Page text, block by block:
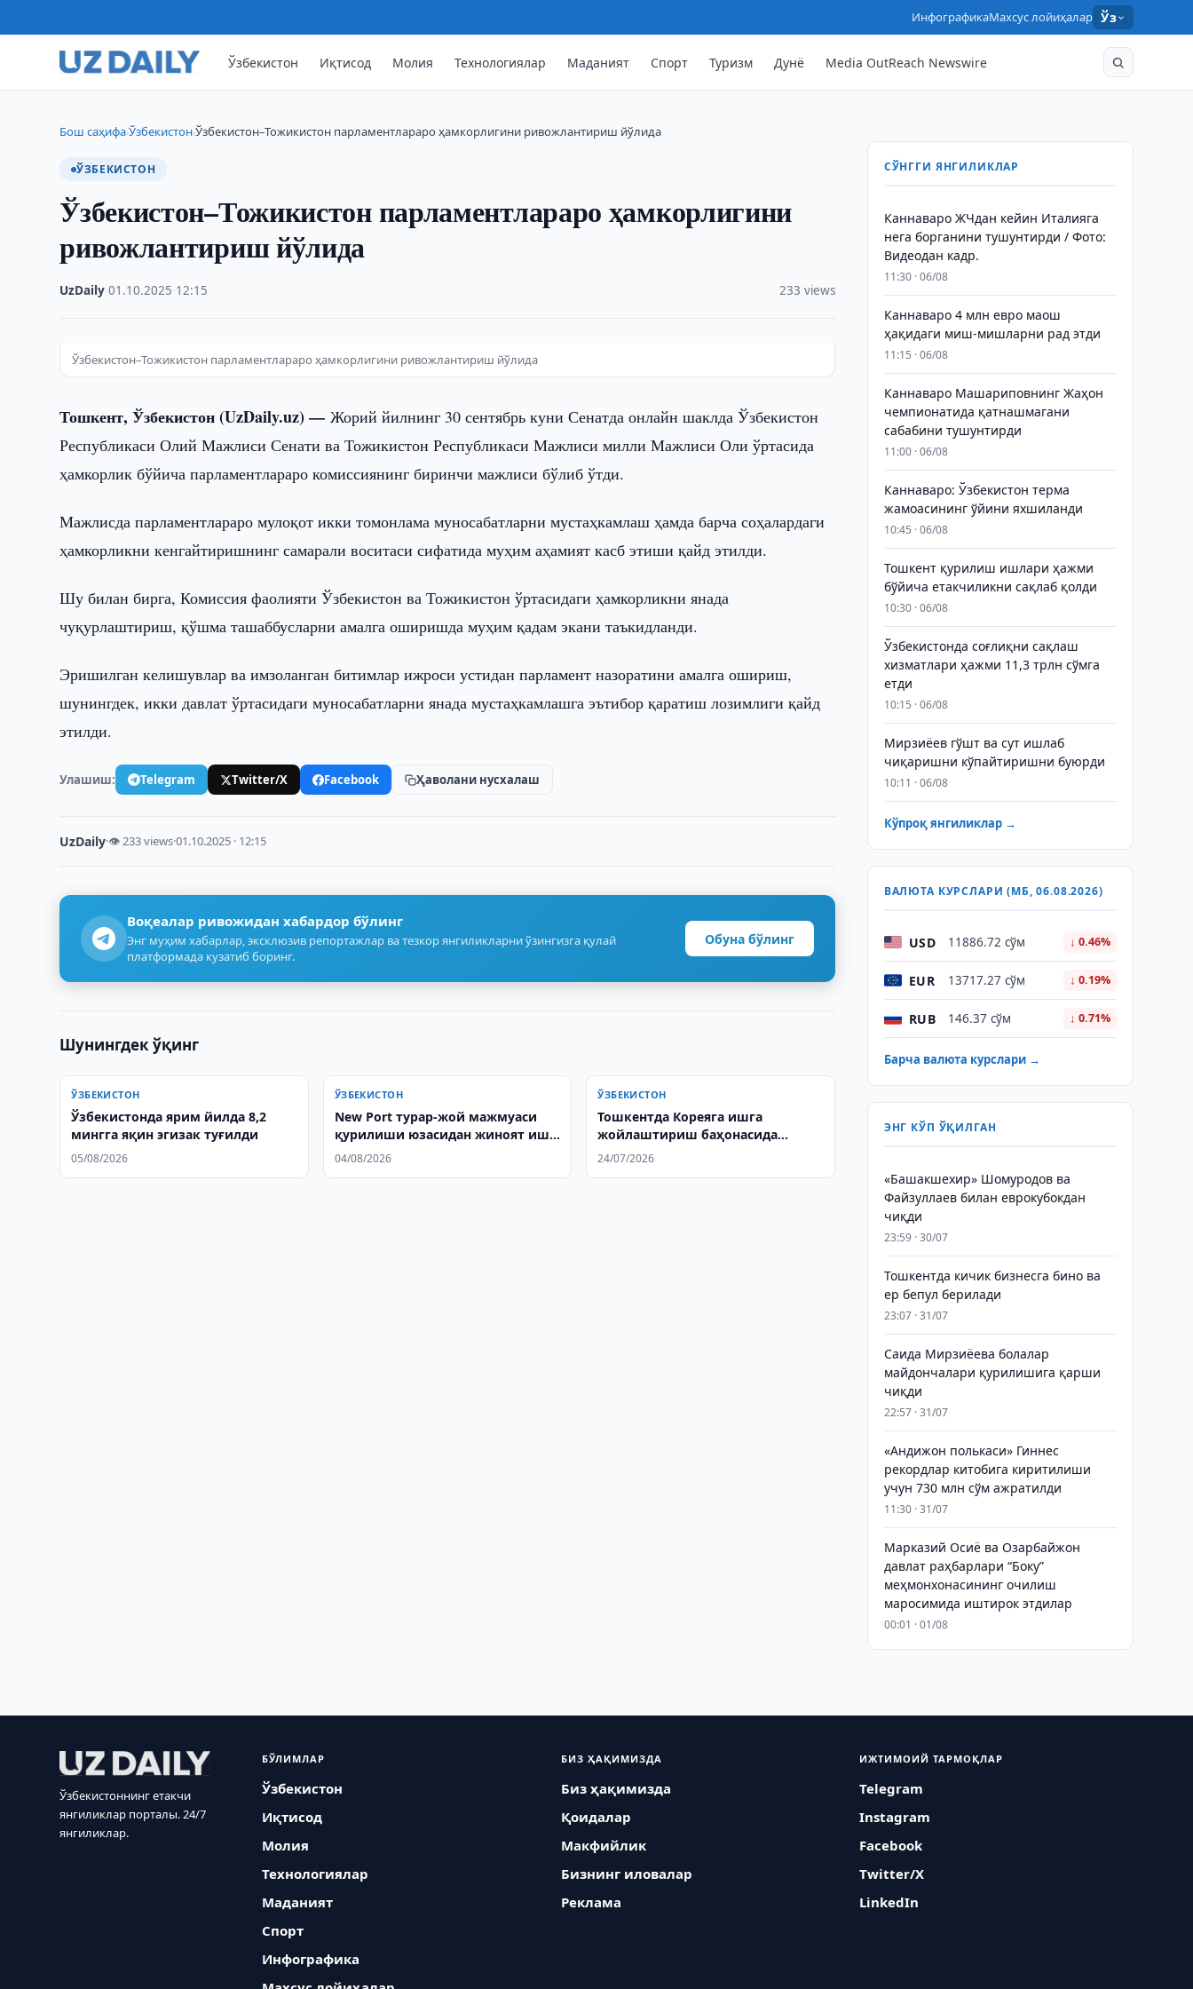
ИнфографикаМахсус лойиҳалар Ўз
Ўзбекистон Иқтисод Молия Технологиялар Маданият Спорт Туризм Дунё Media OutReach Newswire
Бош саҳифа›Ўзбекистон›Ўзбекистон–Тожикистон парламентлараро ҳамкорлигини ривожлантириш йўлида
ЎЗБЕКИСТОН
Ўзбекистон–Тожикистон парламентлараро ҳамкорлигини
ривожлантириш йўлида
UzDaily ·01.10.2025 12:15 233 views
Ўзбекистон–Тожикистон парламентлараро ҳамкорлигини ривожлантириш йўлида
Тошкент, Ўзбекистон (UzDaily.uz) —Жорий йилнинг 30 сентябрь куни Сенатда онлайн шаклда Ўзбекистон
Республикаси Олий Мажлиси Сенати ва Тожикистон Республикаси Мажлиси милли Мажлиси Оли ўртасида
ҳамкорлик бўйича парламентлараро комиссиянинг биринчи мажлиси бўлиб ўтди.
Мажлисда парламентлараро мулоқот икки томонлама муносабатларни мустаҳкамлаш ҳамда барча соҳалардаги
ҳамкорликни кенгайтиришнинг самарали воситаси сифатида муҳим аҳамият касб этиши қайд этилди.
Шу билан бирга, Комиссия фаолияти Ўзбекистон ва Тожикистон ўртасидаги ҳамкорликни янада
чуқурлаштириш, қўшма ташаббусларни амалга оширишда муҳим қадам экани таъкидланди.
Эришилган келишувлар ва имзоланган битимлар ижроси устидан парламент назоратини амалга ошириш,
шунингдек, икки давлат ўртасидаги муносабатларни янада мустаҳкамлашга эътибор қаратиш лозимлиги қайд
этилди.
Улашиш: Telegram Twitter/X Facebook Ҳаволани нусхалаш
UzDaily·👁 233 views·01.10.2025 · 12:15
Воқеалар ривожидан хабардор бўлинг
Энг муҳим хабарлар, эксклюзив репортажлар ва тезкор янгиликларни ўзингизга қулай
платформада кузатиб боринг.
Обуна бўлинг
Шунингдек ўқинг
ЎЗБЕКИСТОН
Ўзбекистонда ярим йилда 8,2
мингга яқин эгизак туғилди
05/08/2026
ЎЗБЕКИСТОН
New Port турар-жой мажмуаси
қурилиши юзасидан жиноят иши
қўзғатилди
04/08/2026
ЎЗБЕКИСТОН
Тошкентда Кореяга ишга
жойлаштириш баҳонасида
гумонланувчилар ушланди
24/07/2026
СЎНГГИ ЯНГИЛИКЛАР
Каннаваро ЖЧдан кейин Италияга
нега борганини тушунтирди / Фото:
Видеодан кадр.
11:30 · 06/08
Каннаваро 4 млн евро маош
ҳақидаги миш-мишларни рад этди
11:15 · 06/08
Каннаваро Машариповнинг Жаҳон
чемпионатида қатнашмагани
сабабини тушунтирди
11:00 · 06/08
Каннаваро: Ўзбекистон терма
жамоасининг ўйини яхшиланди
10:45 · 06/08
Тошкент қурилиш ишлари ҳажми
бўйича етакчиликни сақлаб қолди
10:30 · 06/08
Ўзбекистонда соғлиқни сақлаш
хизматлари ҳажми 11,3 трлн сўмга
етди
10:15 · 06/08
Мирзиёев гўшт ва сут ишлаб
чиқаришни кўпайтиришни буюрди
10:11 · 06/08
Кўпроқ янгиликлар →
ВАЛЮТА КУРСЛАРИ (МБ, 06.08.2026)
USD 11886.72 сўм ↓ 0.46%
EUR 13717.27 сўм ↓ 0.19%
RUB 146.37 сўм ↓ 0.71%
Барча валюта курслари →
ЭНГ КЎП ЎҚИЛГАН
«Башакшехир» Шомуродов ва
Файзуллаев билан еврокубокдан
чиқди
23:59 · 30/07
Тошкентда кичик бизнесга бино ва
ер бепул берилади
23:07 · 31/07
Саида Мирзиёева болалар
майдончалари қурилишига қарши
чиқди
22:57 · 31/07
«Андижон полькаси» Гиннес
рекордлар китобига киритилиши
учун 730 млн сўм ажратилди
11:30 · 31/07
Марказий Осиё ва Озарбайжон
давлат раҳбарлари “Боку”
меҳмонхонасининг очилиш
маросимида иштирок этдилар
00:01 · 01/08
Ўзбекистоннинг етакчи
янгиликлар порталы. 24/7
янгиликлар.
БЎЛИМЛАР
Ўзбекистон
Иқтисод
Молия
Технологиялар
Маданият
Спорт
Инфографика
БИЗ ҲАҚИМИЗДА
Биз ҳақимизда
Қоидалар
Макфийлик
Бизнинг иловалар
Реклама
ИЖТИМОИЙ ТАРМОҚЛАР
Telegram
Instagram
Facebook
Twitter/X
LinkedIn